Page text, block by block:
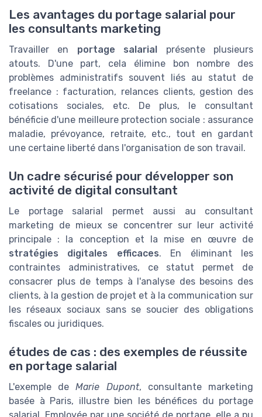
Les avantages du portage salarial pour
les consultants marketing
Travailler en portage salarial présente plusieurs
atouts. D'une part, cela élimine bon nombre des
problèmes administratifs souvent liés au statut de
freelance : facturation, relances clients, gestion des
cotisations sociales, etc. De plus, le consultant
bénéficie d'une meilleure protection sociale : assurance
maladie, prévoyance, retraite, etc., tout en gardant
une certaine liberté dans l'organisation de son travail.
Un cadre sécurisé pour développer son
activité de digital consultant
Le portage salarial permet aussi au consultant
marketing de mieux se concentrer sur leur activité
principale : la conception et la mise en œuvre de
stratégies digitales efficaces. En éliminant les
contraintes administratives, ce statut permet de
consacrer plus de temps à l'analyse des besoins des
clients, à la gestion de projet et à la communication sur
les réseaux sociaux sans se soucier des obligations
fiscales ou juridiques.
études de cas : des exemples de réussite
en portage salarial
L'exemple deMarie Dupont, consultante marketing
basée à Paris, illustre bien les bénéfices du portage